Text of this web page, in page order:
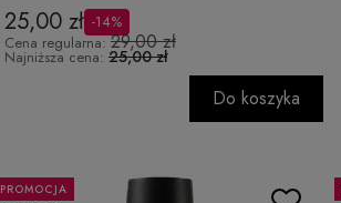
25,00 zł -14%
Cena regularna: 29,00 zł
Najniższa cena: 25,00 zł
Do koszyka
PROMOCJA